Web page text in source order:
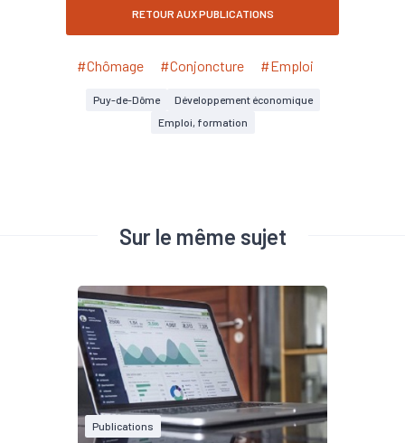
RETOUR AUX PUBLICATIONS
#Chômage #Conjoncture #Emploi
Puy-de-Dôme
Développement économique
Emploi, formation
Sur le même sujet
Publications